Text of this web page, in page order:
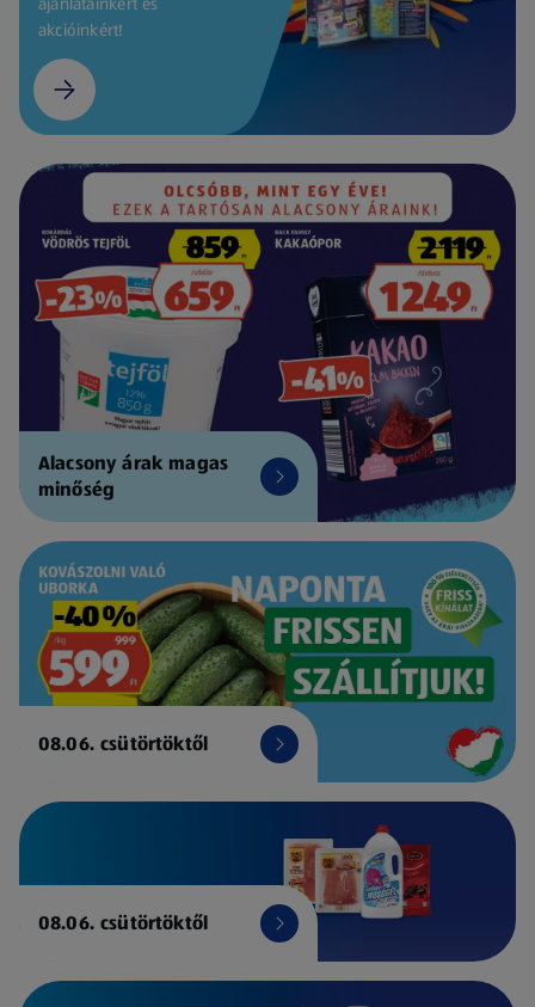
akcióinkért!
Alacsony árak magas
minőség
08.06. csütörtöktől
08.06. csütörtöktől